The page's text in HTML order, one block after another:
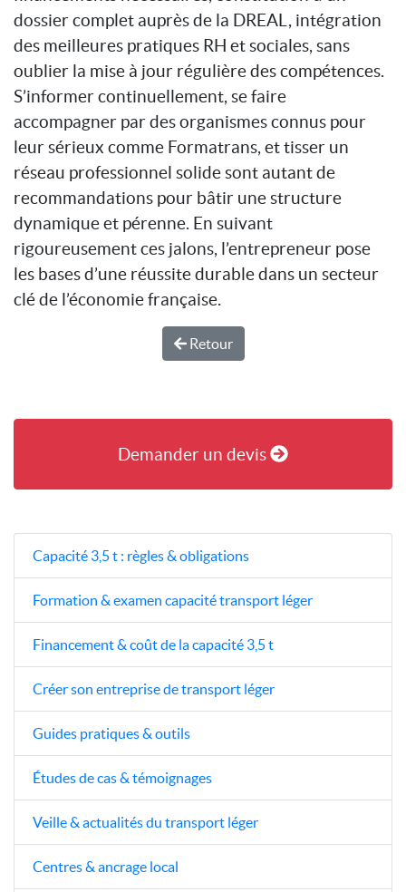
dossier complet auprès de la DREAL, intégration
des meilleures pratiques RH et sociales, sans
oublier la mise à jour régulière des compétences.
S’informer continuellement, se faire
accompagner par des organismes connus pour
leur sérieux comme Formatrans, et tisser un
réseau professionnel solide sont autant de
recommandations pour bâtir une structure
dynamique et pérenne. En suivant
rigoureusement ces jalons, l’entrepreneur pose
les bases d’une réussite durable dans un secteur
clé de l’économie française.
Retour
Demander un devis
Capacité 3,5 t : règles & obligations
Formation & examen capacité transport léger
Financement & coût de la capacité 3,5 t
Créer son entreprise de transport léger
Guides pratiques & outils
Études de cas & témoignages
Veille & actualités du transport léger
Centres & ancrage local